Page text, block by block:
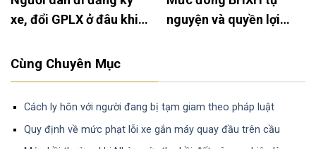
ô
nông nghiệp: Khi nào
gì?
chối thừa nhận tài
Cùng Chuyên Mục
Cách ly hôn với người đang bị tạm giam theo pháp luật
Quy định về mức phạt lỗi xe gắn máy quay đầu trên cầu